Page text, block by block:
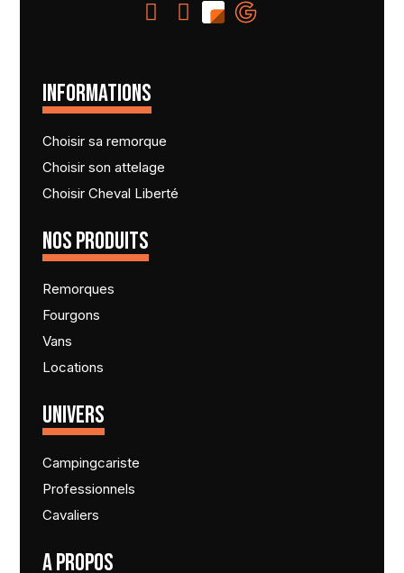
INFORMATIONS
Choisir sa remorque
Choisir son attelage
Choisir Cheval Liberté
NOS PRODUITS
Remorques
Fourgons
Vans
Locations
UNIVERS
Campingcariste
Professionnels
Cavaliers
A PROPOS